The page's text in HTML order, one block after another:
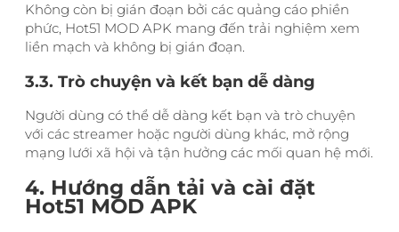
Không còn bị gián đoạn bởi các quảng cáo phiền
phức, Hot51 MOD APK mang đến trải nghiệm xem
liền mạch và không bị gián đoạn.
3.3. Trò chuyện và kết bạn dễ dàng
Người dùng có thể dễ dàng kết bạn và trò chuyện
với các streamer hoặc người dùng khác, mở rộng
mạng lưới xã hội và tận hưởng các mối quan hệ mới.
4. Hướng dẫn tải và cài đặt
Hot51 MOD APK